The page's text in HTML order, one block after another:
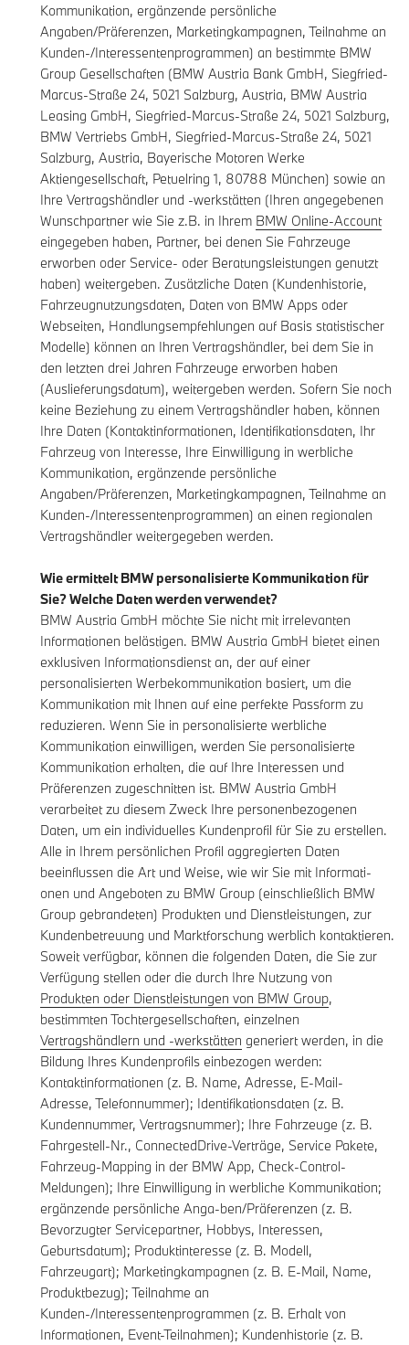
Kommunikation, ergänzende persönliche
Angaben/Präferenzen, Marketingkampagnen, Teilnahme an
Kunden-/Interessentenprogrammen) an bestimmte BMW
Group Gesellschaften (BMW Austria Bank GmbH, Siegfried-
Marcus-Straße 24, 5021 Salzburg, Austria, BMW Austria
Leasing GmbH, Siegfried-Marcus-Straße 24, 5021 Salzburg,
BMW Vertriebs GmbH, Siegfried-Marcus-Straße 24, 5021
Salzburg, Austria, Bayerische Motoren Werke
Aktiengesellschaft, Petuelring 1, 80788 München) sowie an
Ihre Vertragshändler und -werkstätten (Ihren angegebenen
Wunschpartner wie Sie z.B. in Ihrem BMW Online-Account
eingegeben haben, Partner, bei denen Sie Fahrzeuge
erworben oder Service- oder Beratungsleistungen genutzt
haben) weitergeben. Zusätzliche Daten (Kundenhistorie,
Fahrzeugnutzungsdaten, Daten von BMW Apps oder
Webseiten, Handlungsempfehlungen auf Basis statistischer
Modelle) können an Ihren Vertragshändler, bei dem Sie in
den letzten drei Jahren Fahrzeuge erworben haben
(Auslieferungsdatum), weitergeben werden. Sofern Sie noch
keine Beziehung zu einem Vertragshändler haben, können
Ihre Daten (Kontaktinformationen, Identifikationsdaten, Ihr
Fahrzeug von Interesse, Ihre Einwilligung in werbliche
Kommunikation, ergänzende persönliche
Angaben/Präferenzen, Marketingkampagnen, Teilnahme an
Kunden-/Interessentenprogrammen) an einen regionalen
Vertragshändler weitergegeben werden.
Wie ermittelt BMW personalisierte Kommunikation für
Sie? Welche Daten werden verwendet?
BMW Austria GmbH möchte Sie nicht mit irrelevanten
Informationen belästigen. BMW Austria GmbH bietet einen
exklusiven Informationsdienst an, der auf einer
personalisierten Werbekommunikation basiert, um die
Kommunikation mit Ihnen auf eine perfekte Passform zu
reduzieren. Wenn Sie in personalisierte werbliche
Kommunikation einwilligen, werden Sie personalisierte
Kommunikation erhalten, die auf Ihre Interessen und
Präferenzen zugeschnitten ist. BMW Austria GmbH
verarbeitet zu diesem Zweck Ihre personenbezogenen
Daten, um ein individuelles Kundenprofil für Sie zu erstellen.
Alle in Ihrem persönlichen Profil aggregierten Daten
beeinflussen die Art und Weise, wie wir Sie mit Informati-
onen und Angeboten zu BMW Group (einschließlich BMW
Group gebrandeten) Produkten und Dienstleistungen, zur
Kundenbetreuung und Marktforschung werblich kontaktieren.
Soweit verfügbar, können die folgenden Daten, die Sie zur
Verfügung stellen oder die durch Ihre Nutzung von
Produkten oder Dienstleistungen von BMW Group,
bestimmten Tochtergesellschaften, einzelnen
Vertragshändlern und -werkstätten generiert werden, in die
Bildung Ihres Kundenprofils einbezogen werden:
Kontaktinformationen (z. B. Name, Adresse, E-Mail-
Adresse, Telefonnummer); Identifikationsdaten (z. B.
Kundennummer, Vertragsnummer); Ihre Fahrzeuge (z. B.
Fahrgestell-Nr., ConnectedDrive-Verträge, Service Pakete,
Fahrzeug-Mapping in der BMW App, Check-Control-
Meldungen); Ihre Einwilligung in werbliche Kommunikation;
ergänzende persönliche Anga-ben/Präferenzen (z. B.
Bevorzugter Servicepartner, Hobbys, Interessen,
Geburtsdatum); Produktinteresse (z. B. Modell,
Fahrzeugart); Marketingkampagnen (z. B. E-Mail, Name,
Produktbezug); Teilnahme an
Kunden-/Interessentenprogrammen (z. B. Erhalt von
Informationen, Event-Teilnahmen); Kundenhistorie (z. B.